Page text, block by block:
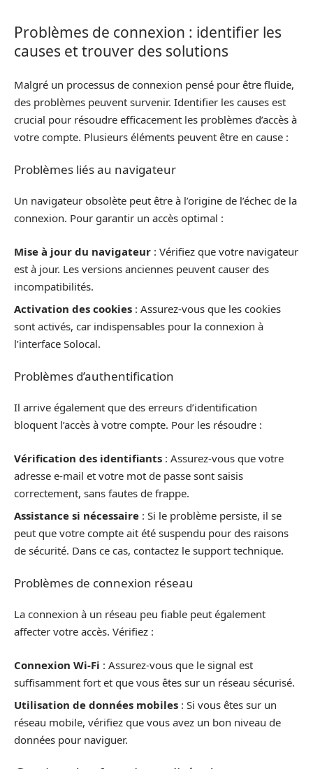
Problèmes de connexion : identifier les
causes et trouver des solutions
Malgré un processus de connexion pensé pour être fluide,
des problèmes peuvent survenir. Identifier les causes est
crucial pour résoudre efficacement les problèmes d’accès à
votre compte. Plusieurs éléments peuvent être en cause :
Problèmes liés au navigateur
Un navigateur obsolète peut être à l’origine de l’échec de la
connexion. Pour garantir un accès optimal :
Mise à jour du navigateur : Vérifiez que votre navigateur
est à jour. Les versions anciennes peuvent causer des
incompatibilités.
Activation des cookies : Assurez-vous que les cookies
sont activés, car indispensables pour la connexion à
l’interface Solocal.
Problèmes d’authentification
Il arrive également que des erreurs d’identification
bloquent l’accès à votre compte. Pour les résoudre :
Vérification des identifiants : Assurez-vous que votre
adresse e-mail et votre mot de passe sont saisis
correctement, sans fautes de frappe.
Assistance si nécessaire : Si le problème persiste, il se
peut que votre compte ait été suspendu pour des raisons
de sécurité. Dans ce cas, contactez le support technique.
Problèmes de connexion réseau
La connexion à un réseau peu fiable peut également
affecter votre accès. Vérifiez :
Connexion Wi-Fi : Assurez-vous que le signal est
suffisamment fort et que vous êtes sur un réseau sécurisé.
Utilisation de données mobiles : Si vous êtes sur un
réseau mobile, vérifiez que vous avez un bon niveau de
données pour naviguer.